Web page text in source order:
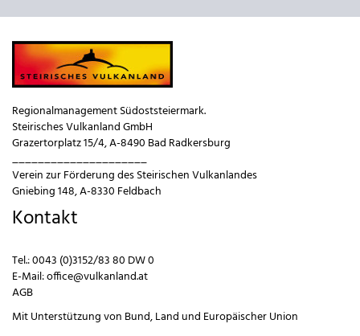
Regionalmanagement Südoststeiermark.
Steirisches Vulkanland GmbH
Grazertorplatz 15/4, A-8490 Bad Radkersburg
_____________________
Verein zur Förderung des Steirischen Vulkanlandes
Gniebing 148, A-8330 Feldbach
Kontakt
Tel.:0043 (0)3152/83 80 DW 0
E-Mail:office@vulkanland.at
AGB
Mit Unterstützung von Bund,Land und Europäischer Union